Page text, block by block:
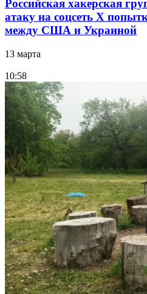
Российская хакерская
атаку на соцсеть Х
между США и Украиной
13 марта
10:58